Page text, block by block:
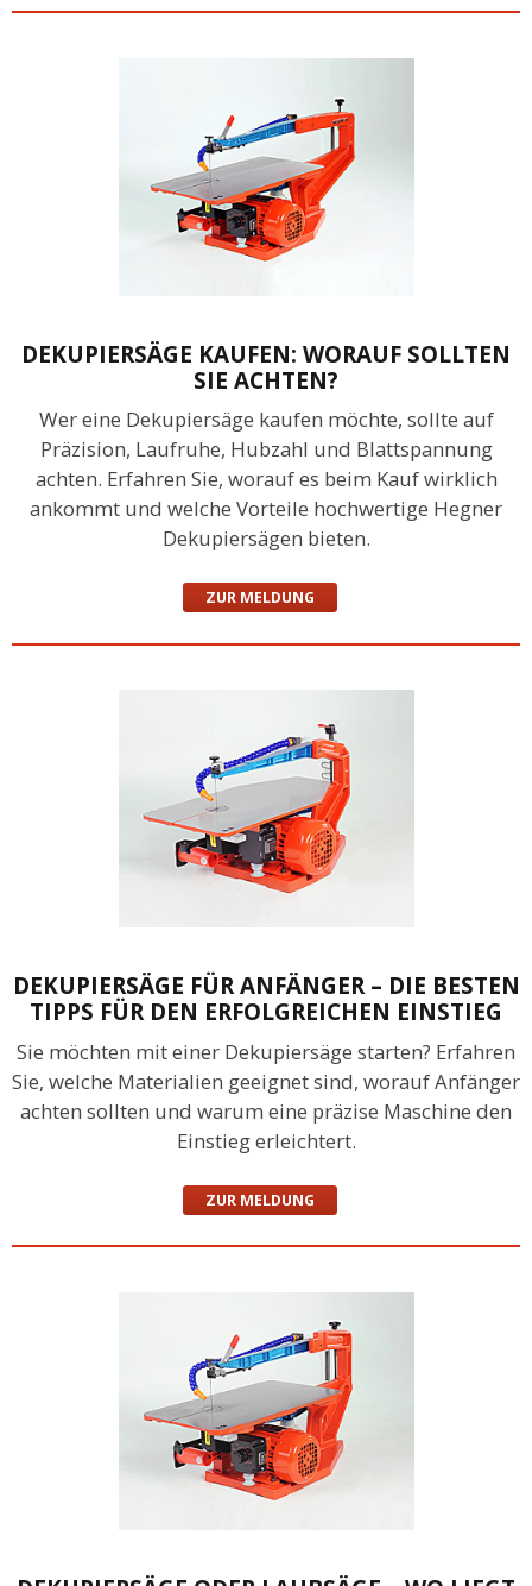
DEKUPIERSÄGE KAUFEN: WORAUF SOLLTEN
SIE ACHTEN?
Wer eine Dekupiersäge kaufen möchte, sollte auf
Präzision, Laufruhe, Hubzahl und Blattspannung
achten. Erfahren Sie, worauf es beim Kauf wirklich
ankommt und welche Vorteile hochwertige Hegner
Dekupiersägen bieten.
ZUR MELDUNG
DEKUPIERSÄGE FÜR ANFÄNGER – DIE BESTEN
TIPPS FÜR DEN ERFOLGREICHEN EINSTIEG
Sie möchten mit einer Dekupiersäge starten? Erfahren
Sie, welche Materialien geeignet sind, worauf Anfänger
achten sollten und warum eine präzise Maschine den
Einstieg erleichtert.
ZUR MELDUNG